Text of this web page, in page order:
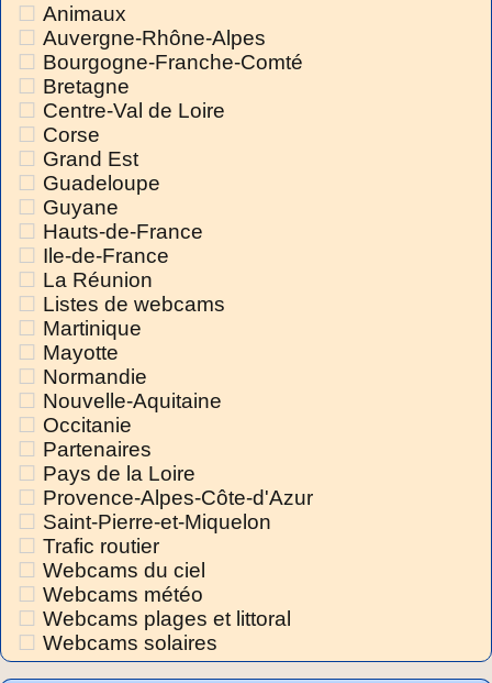
Animaux
Auvergne-Rhône-Alpes
Bourgogne-Franche-Comté
Bretagne
Centre-Val de Loire
Corse
Grand Est
Guadeloupe
Guyane
Hauts-de-France
Ile-de-France
La Réunion
Listes de webcams
Martinique
Mayotte
Normandie
Nouvelle-Aquitaine
Occitanie
Partenaires
Pays de la Loire
Provence-Alpes-Côte-d'Azur
Saint-Pierre-et-Miquelon
Trafic routier
Webcams du ciel
Webcams météo
Webcams plages et littoral
Webcams solaires